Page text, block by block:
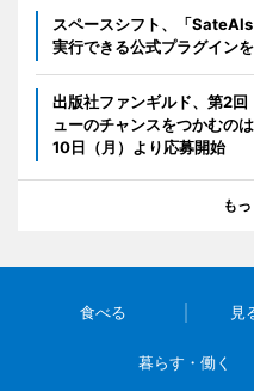
スペースシフト、「
実行できる公式プラグイン
出版社ファンギルド、第2
ューのチャンスをつかむの
10日（月）より応募開始
も
食べる 見
暮らす・働く